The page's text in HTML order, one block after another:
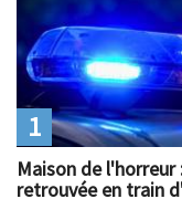
Maison de
retrouvée en train
1